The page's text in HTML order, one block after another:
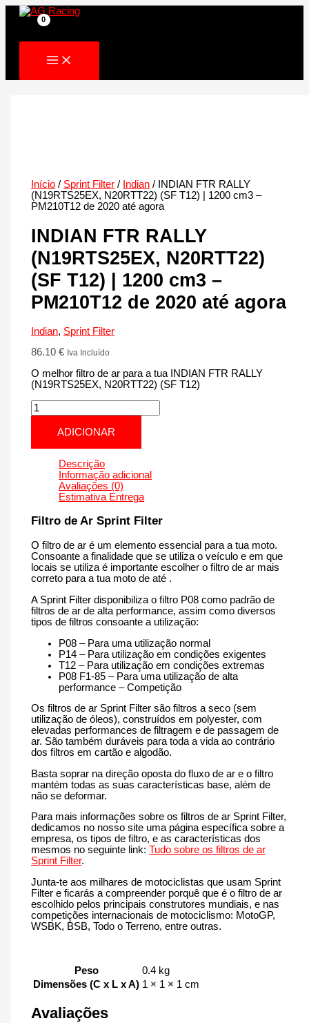
Skip
Início / Sprint Filter / Indian / INDIAN FTR RALLY
(N19RTS25EX, N20RTT22) (SF T12) | 1200 cm3 –
PM210T12 de 2020 até agora
INDIAN FTR RALLY
(N19RTS25EX, N20RTT22)
(SF T12) | 1200 cm3 –
PM210T12 de 2020 até agora
Indian, Sprint Filter
86.10€ Iva Incluído
O melhor filtro de ar para a tua INDIAN FTR RALLY
(N19RTS25EX, N20RTT22) (SF T12)
Quantidade
de
INDIAN
RALLY
(N19RTS25EX,
N20RTT22)
1200
cm3
PM210T12
de
2020
até
ADICIONAR
Descrição
Informação adicional
Avaliações (0)
Estimativa Entrega
Filtro de Ar Sprint Filter
O filtro de ar é um elemento essencial para a tua moto.
Consoante a finalidade que se utiliza o veículo e em que
locais se utiliza é importante escolher o filtro de ar mais
correto para a tua moto de até .
A Sprint Filter disponibiliza o filtro P08 como padrão de
filtros de ar de alta performance, assim como diversos
tipos de filtros consoante a utilização:
P08 – Para uma utilização normal
P14 – Para utilização em condições exigentes
T12 – Para utilização em condições extremas
P08 F1-85 – Para uma utilização de alta
performance – Competição
Os filtros de ar Sprint Filter são filtros a seco (sem
utilização de óleos), construídos em polyester, com
elevadas performances de filtragem e de passagem de
ar. São também duráveis para toda a vida ao contrário
dos filtros em cartão e algodão.
Basta soprar na direção oposta do fluxo de ar e o filtro
mantém todas as suas características base, além de
não se deformar.
Para mais informações sobre os filtros de ar Sprint Filter,
dedicamos no nosso site uma página específica sobre a
empresa, os tipos de filtro, e as características dos
mesmos no seguinte link:Tudo sobre os filtros de ar
Sprint Filter.
Junta-te aos milhares de motociclistas que usam Sprint
Filter e ficarás a compreender porquê que é o filtro de ar
escolhido pelos principais construtores mundiais, e nas
competições internacionais de motociclismo: MotoGP,
WSBK, BSB, Todo o Terreno, entre outras.
Peso
0.4 kg
Dimensões (C x L x A) 1 × 1 × 1 cm
Avaliações